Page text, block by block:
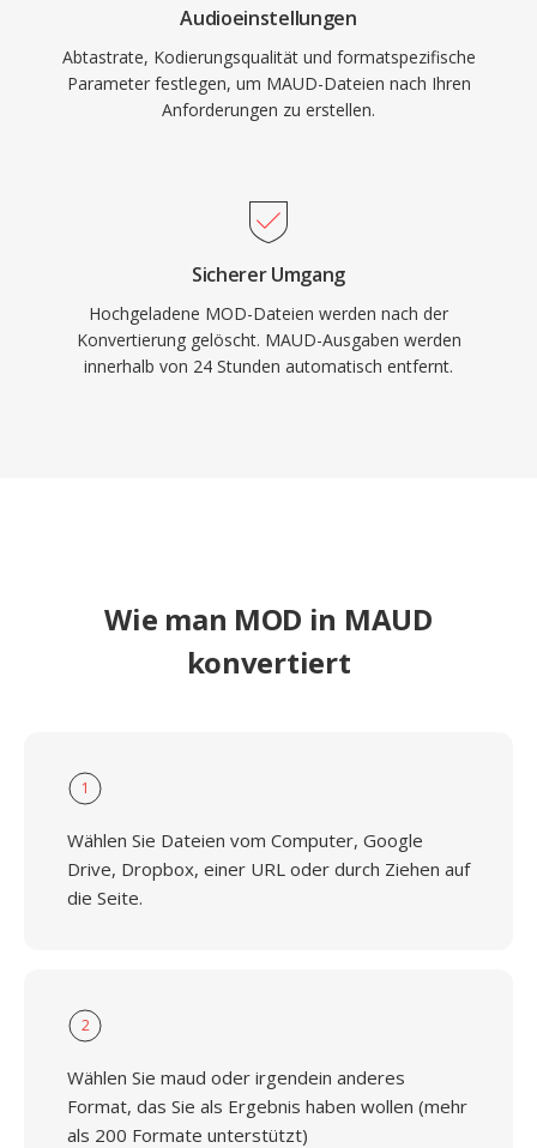
Audioeinstellungen
Abtastrate, Kodierungsqualität und formatspezifische
Parameter festlegen, um MAUD-Dateien nach Ihren
Anforderungen zu erstellen.
Sicherer Umgang
Hochgeladene MOD-Dateien werden nach der
Konvertierung gelöscht. MAUD-Ausgaben werden
innerhalb von 24 Stunden automatisch entfernt.
Wie man MOD in MAUD
konvertiert
1
Wählen Sie Dateien vom Computer, Google
Drive, Dropbox, einer URL oder durch Ziehen auf
die Seite.
2
Wählen Sie maud oder irgendein anderes
Format, das Sie als Ergebnis haben wollen (mehr
als 200 Formate unterstützt)